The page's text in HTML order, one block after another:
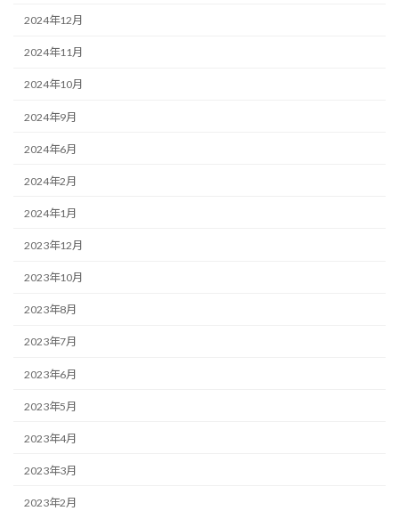
2024年12月
2024年11月
2024年10月
2024年9月
2024年6月
2024年2月
2024年1月
2023年12月
2023年10月
2023年8月
2023年7月
2023年6月
2023年5月
2023年4月
2023年3月
2023年2月